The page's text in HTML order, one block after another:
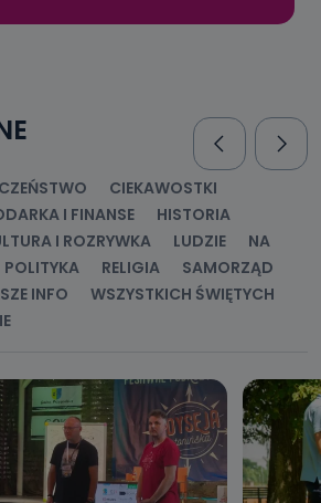
CIEKAWOSTKI
I FINANSE
HISTORIA
I ROZRYWKA LUDZIE
NA
POLITYKA RELIGIA
SAMORZĄD
INFO
WSZYSTKICH ŚWIĘTYCH